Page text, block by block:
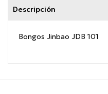
Descripción
Bongos Jinbao JDB 101